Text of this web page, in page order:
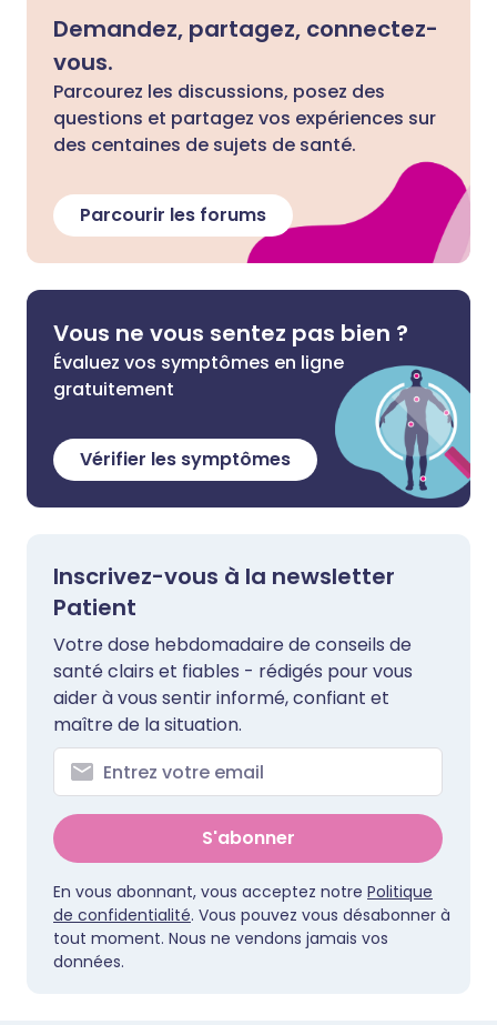
Demandez, partagez, connectez-
vous.
Parcourez les discussions, posez des
questions et partagez vos expériences sur
des centaines de sujets de santé.
Parcourir les forums
Vous ne vous sentez pas bien ?
Évaluez vos symptômes en ligne
gratuitement
Vérifier les symptômes
Inscrivez-vous à la newsletter
Patient
Votre dose hebdomadaire de conseils de
santé clairs et fiables - rédigés pour vous
aider à vous sentir informé, confiant et
maître de la situation.
S'abonner
En vous abonnant, vous acceptez notre Politique
de confidentialité. Vous pouvez vous désabonner à
tout moment. Nous ne vendons jamais vos
données.